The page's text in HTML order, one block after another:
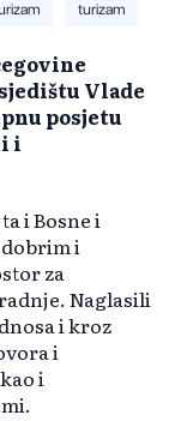
turizam
Vlade
posjetu
i
i Bosne i
i
za
Naglasili
i kroz
i
i